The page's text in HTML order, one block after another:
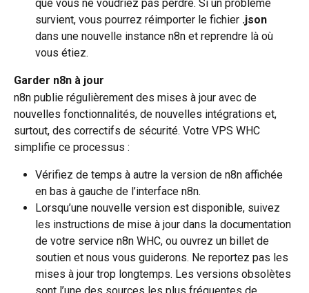
que vous ne voudriez pas perdre. Si un problème
survient, vous pourrez réimporter le fichier .json
dans une nouvelle instance n8n et reprendre là où
vous étiez.
Garder n8n à jour
n8n publie régulièrement des mises à jour avec de
nouvelles fonctionnalités, de nouvelles intégrations et,
surtout, des correctifs de sécurité. Votre VPS WHC
simplifie ce processus :
Vérifiez de temps à autre la version de n8n affichée
en bas à gauche de l’interface n8n.
Lorsqu’une nouvelle version est disponible, suivez
les instructions de mise à jour dans la documentation
de votre service n8n WHC, ou ouvrez un billet de
soutien et nous vous guiderons. Ne reportez pas les
mises à jour trop longtemps. Les versions obsolètes